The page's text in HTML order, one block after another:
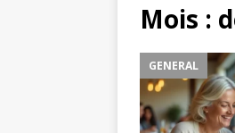
Mois :
GENERAL